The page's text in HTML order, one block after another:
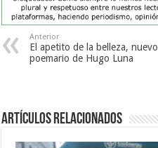
Anterior
El apetito de la belleza, nuevo
poemario de Hugo Luna
Artículos Relacionados